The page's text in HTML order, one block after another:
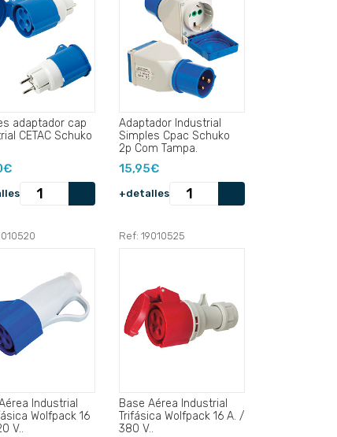
adaptador cap
CETAC Schuko
Adaptador Industrial
Simples Cpac Schuko
2p Com Tampa.
15,95€
+detalles
Industrial
Wolfpack 16
V..
Ref: 19010525
Base Aérea Industrial
Trifásica Wolfpack 16 A. /
380 V..